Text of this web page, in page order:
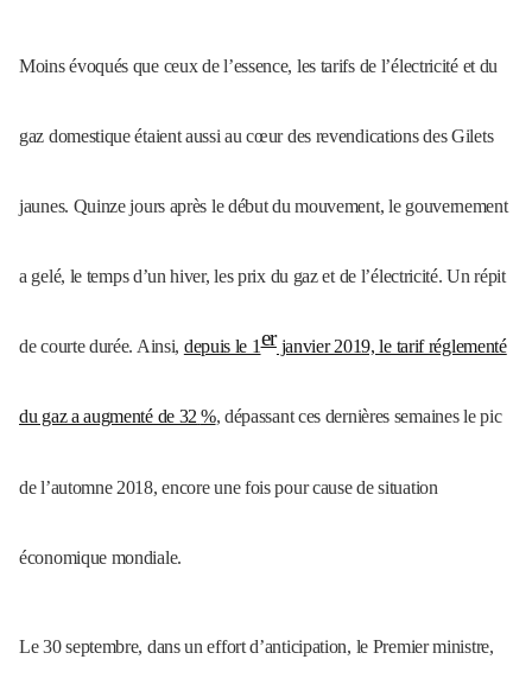
Moins évoqués que ceux de l’essence, les tarifs de l’électricité et du
gaz domestique étaient aussi au cœur des revendications des Gilets
jaunes. Quinze jours après le début du mouvement, le gouvernement
a gelé, le temps d’un hiver, les prix du gaz et de l’électricité. Un répit
de courte durée. Ainsi, depuis le 1erjanvier 2019, le tarif réglementé
du gaz a augmenté de 32 %, dépassant ces dernières semaines le pic
de l’automne 2018, encore une fois pour cause de situation
économique mondiale.
Le 30 septembre, dans un effort d’anticipation, le Premier ministre,